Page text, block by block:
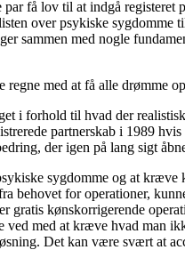
få lov til at indgå
over psykiske sygdomme
sammen med nogle
med at få alle drømme
forhold til hvad der
partnerskab i 1989
der igen på lang sigt
sygdomme og at
for operationer,
kønskorrigerende
med at kræve hvad man
Det kan være svært at